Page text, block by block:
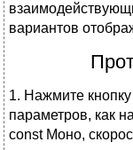
вариантов
1. Нажмите
параметров, как
const Моно,